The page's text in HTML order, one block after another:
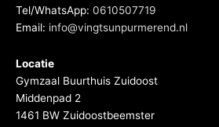
Tel/WhatsApp: 0610507719
Email: info@vingtsunpurmerend.nl
Locatie
Gymzaal Buurthuis Zuidoost
Middenpad 2
1461 BW Zuidoostbeemster